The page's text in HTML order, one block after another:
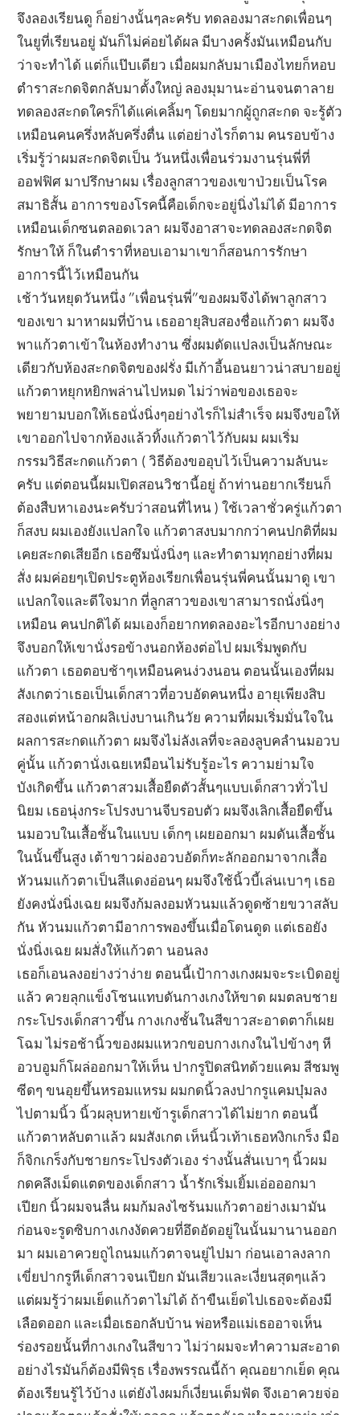
จึงลองเรียนดู ก็อย่างนั้นๆละครับ ทดลองมาสะกดเพื่อนๆ
ในยูที่เรียนอยู่ มันก็ไม่ค่อยได้ผล มีบางครั้งมันเหมือนกับ
ว่าจะทำได้ แต่ก็แป๊บเดียว เมื่อผมกลับมาเมืองไทยก็หอบ
ตำราสะกดจิตกลับมาตั้งใหญ่ ลองมุมานะอ่านจนตาลาย
ทดลองสะกดใครก็ได้แค่เคลิ้มๆ โดยมากผู้ถูกสะกด จะรู้ตัว
เหมือนคนครึ่งหลับครึ่งตื่น แต่อย่างไรก็ตาม คนรอบข้าง
เริ่มรู้ว่าผมสะกดจิตเป็น วันหนึ่งเพื่อนร่วมงานรุ่นพี่ที่
ออฟฟิศ มาปรึกษาผม เรื่องลูกสาวของเขาป่วยเป็นโรค
สมาธิสั้น อาการของโรคนี้คือเด็กจะอยู่นิ่งไม่ได้ มีอาการ
เหมือนเด็กซนตลอดเวลา ผมจึงอาสาจะทดลองสะกดจิต
รักษาให้ ก็ในตำราที่หอบเอามาเขาก็สอนการรักษา
อาการนี้ไว้เหมือนกัน
เช้าวันหยุดวันหนึ่ง ”เพื่อนรุ่นพี่”ของผมจึงได้พาลูกสาว
ของเขา มาหาผมที่บ้าน เธออายุสิบสองชื่อแก้วตา ผมจึง
พาแก้วตาเข้าในห้องทำงาน ซึ่งผมดัดแปลงเป็นลักษณะ
เดียวกับห้องสะกดจิตของฝรั่ง มีเก้าอี้นอนยาวน่าสบายอยู่
แก้วตาหยุกหยิกพล่านไปหมด ไม่ว่าพ่อของเธอจะ
พยายามบอกให้เธอนั่งนิ่งๆอย่างไรก็ไม่สำเร็จ ผมจึงขอให้
เขาออกไปจากห้องแล้วทิ้งแก้วตาไว้กับผม ผมเริ่ม
กรรมวิธีสะกดแก้วตา ( วิธีต้องขออุบไว้เป็นความลับนะ
ครับ แต่ตอนนี้ผมเปิดสอนวิชานี้อยู่ ถ้าท่านอยากเรียนก็
ต้องสืบหาเองนะครับว่าสอนที่ไหน ) ใช้เวลาชั่วครู่แก้วตา
ก็สงบ ผมเองยังแปลกใจ แก้วตาสงบมากกว่าคนปกติที่ผม
เคยสะกดเสียอีก เธอซึมนั่งนิ่งๆ และทำตามทุกอย่างที่ผม
สั่ง ผมค่อยๆเปิดประตูห้องเรียกเพื่อนรุ่นพี่คนนั้นมาดู เขา
แปลกใจและดีใจมาก ที่ลูกสาวของเขาสามารถนั่งนิ่งๆ
เหมือน คนปกติได้ ผมเองก็อยากทดลองอะไรอีกบางอย่าง
จึงบอกให้เขานั่งรอข้างนอกห้องต่อไป ผมเริ่มพูดกับ
แก้วตา เธอตอบช้าๆเหมือนคนง่วงนอน ตอนนั้นเองที่ผม
สังเกตว่าเธอเป็นเด็กสาวที่อวบอัดคนหนึ่ง อายุเพียงสิบ
สองแต่หน้าอกผลิเบ่งบานเกินวัย ความที่ผมเริ่มมั่นใจใน
ผลการสะกดแก้วตา ผมจึงไม่ลังเลที่จะลองลูบคลำนมอวบ
คู่นั้น แก้วตานั่งเฉยเหมือนไม่รับรู้อะไร ความย่ามใจ
บังเกิดขึ้น แก้วตาสวมเสื้อยืดตัวสั้นๆแบบเด็กสาวทั่วไป
นิยม เธอนุ่งกระโปรงบานจีบรอบตัว ผมจึงเลิกเสื้อยืดขึ้น
นมอวบในเสื้อชั้นในแบบ เด็กๆ เผยออกมา ผมดันเสื้อชั้น
ในนั้นขึ้นสูง เต้าขาวผ่องอวบอัดก็ทะลักออกมาจากเสื้อ
หัวนมแก้วตาเป็นสีแดงอ่อนๆ ผมจึงใช้นิ้วบี้เล่นเบาๆ เธอ
ยังคงนั่งนิ่งเฉย ผมจึงก้มลงอมหัวนมแล้วดูดซ้ายขวาสลับ
กัน หัวนมแก้วตามีอาการพองขึ้นเมื่อโดนดูด แต่เธอยัง
นั่งนิ่งเฉย ผมสั่งให้แก้วตา นอนลง
เธอก็เอนลงอย่างว่าง่าย ตอนนี้เป้ากางเกงผมจะระเบิดอยู่
แล้ว ควยลุกแข็งโชนแทบดันกางเกงให้ขาด ผมตลบชาย
กระโปรงเด็กสาวขึ้น กางเกงชั้นในสีขาวสะอาดตาก็เผย
โฉม ไม่รอช้านิ้วของผมแหวกขอบกางเกงในไปข้างๆ หี
อวบอูมก็โผล่ออกมาให้เห็น ปากรูปิดสนิทด้วยแคม สีชมพู
ซีดๆ ขนอุยขึ้นหรอมแหรม ผมกดนิ้วลงปากรูแคมบุ๋มลง
ไปตามนิ้ว นิ้วผลุบหายเข้ารูเด็กสาวได้ไม่ยาก ตอนนี้
แก้วตาหลับตาแล้ว ผมสังเกต เห็นนิ้วเท้าเธอหงิกเกร็ง มือ
ก็จิกเกร็งกับชายกระโปรงตัวเอง ร่างนั้นสั่นเบาๆ นิ้วผม
กดคลึงเม็ดแตดของเด็กสาว น้ำรักเริ่มเยิ้มเอ่อออกมา
เปียก นิ้วผมจนลื่น ผมก้มลงไซร้นมแก้วตาอย่างเมามัน
ก่อนจะรูดซิบกางเกงงัดควยที่อึดอัดอยู่ในนั้นมานานออก
มา ผมเอาควยถูไถนมแก้วตาจนยู่ไปมา ก่อนเอาลงลาก
เขี่ยปากรูหีเด็กสาวจนเปียก มันเสียวและเงี่ยนสุดๆแล้ว
แต่ผมรู้ว่าผมเย็ดแก้วตาไม่ได้ ถ้าขืนเย็ดไปเธอจะต้องมี
เลือดออก และเมื่อเธอกลับบ้าน พ่อหรือแม่เธออาจเห็น
ร่องรอยนั้นที่กางเกงในสีขาว ไม่ว่าผมจะทำความสะอาด
อย่างไรมันก็ต้องมีพิรุธ เรื่องพรรณนี้ถ้า คุณอยากเย็ด คุณ
ต้องเรียนรู้ไว้บ้าง แต่ยังไงผมก็เงี่ยนเต็มฟัด จึงเอาควยจ่อ